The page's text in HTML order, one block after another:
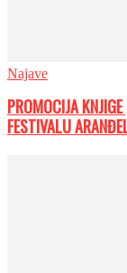
Najave
PROMOCIJA
FESTIVALU